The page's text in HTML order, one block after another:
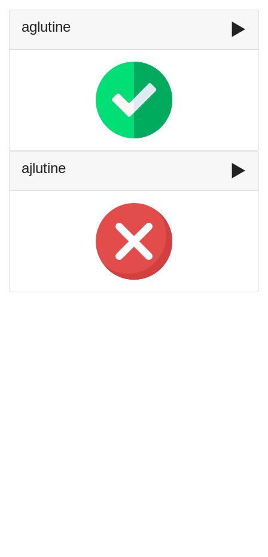
aglutine ▶️
ajlutine ▶️